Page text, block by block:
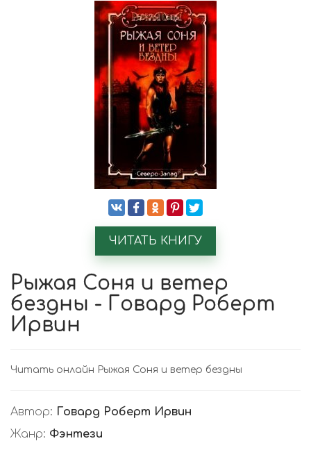
ЧИТАТЬ КНИГУ
Рыжая Соня и ветер
бездны - Говард Роберт
Ирвин
Читать онлайн Рыжая Соня и ветер бездны
Автор: Говард Роберт Ирвин
Жанр: Фэнтези